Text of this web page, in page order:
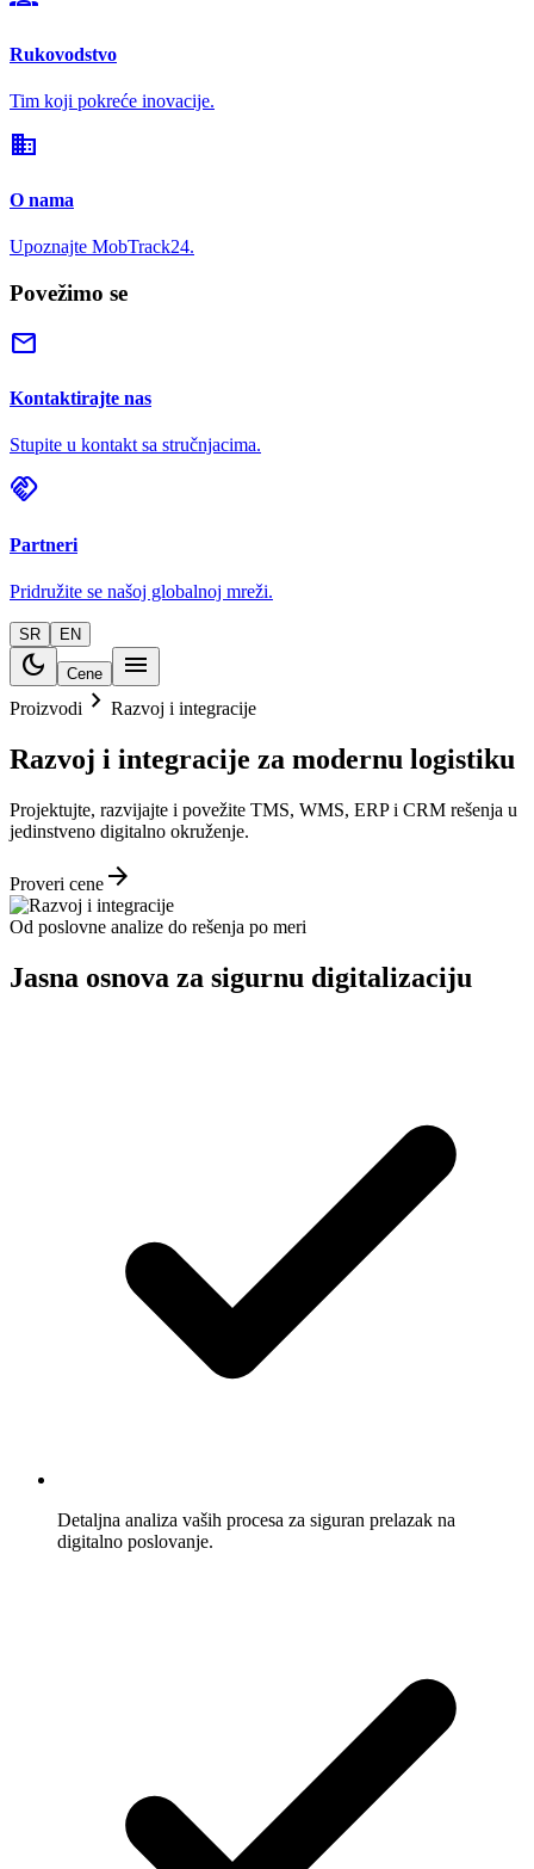
Rukovodstvo
Tim koji pokreće inovacije.
domain
O nama
Upoznajte MobTrack24.
Povežimo se
mail
Kontaktirajte nas
Stupite u kontakt sa stručnjacima.
handshake
Partneri
Pridružite se našoj globalnoj mreži.
SR EN
dark_mode Cene menu
Proizvodi chevron_right Razvoj i integracije
Razvoj i integracije za modernu logistiku
Projektujte, razvijajte i povežite TMS, WMS, ERP i CRM rešenja u
jedinstveno digitalno okruženje.
Proveri cene arrow_forward
Od poslovne analize do rešenja po meri
Jasna osnova za sigurnu digitalizaciju
Detaljna analiza vaših procesa za siguran prelazak na
digitalno poslovanje.